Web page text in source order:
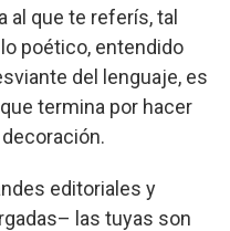
que te referís, tal
poético, entendido
del lenguaje, es
termina por hacer
editoriales y
las tuyas son